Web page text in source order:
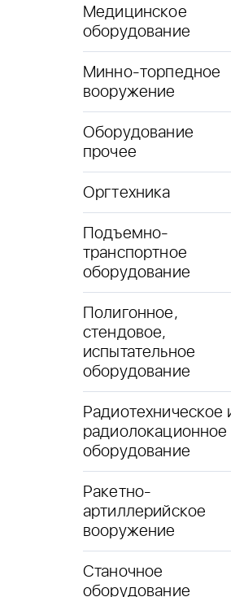
Медицинское
оборудование
Минно-торпедное
вооружение
Оборудование
прочее
Оргтехника
Подъемно-
транспортное
оборудование
Полигонное,
стендовое,
испытательное
оборудование
Радиотехническое
радиолокационное
оборудование
Ракетно-
артиллерийское
вооружение
Станочное
оборудование